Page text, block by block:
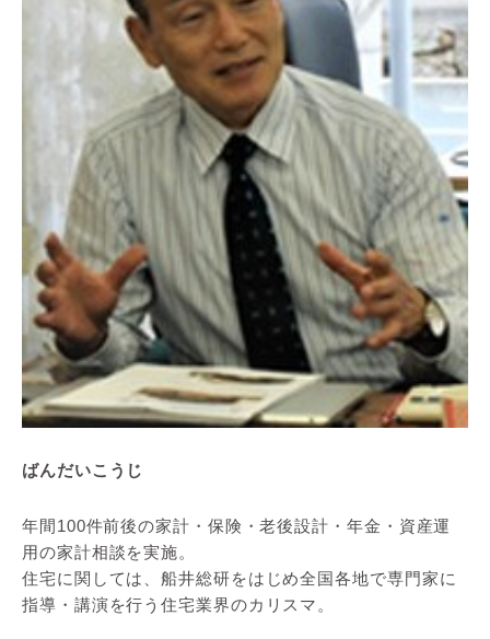
ばんだいこうじ
年間100件前後の家計・保険・老後設計・年金・資産運
用の家計相談を実施。
住宅に関しては、船井総研をはじめ全国各地で専門家に
指導・講演を行う住宅業界のカリスマ。